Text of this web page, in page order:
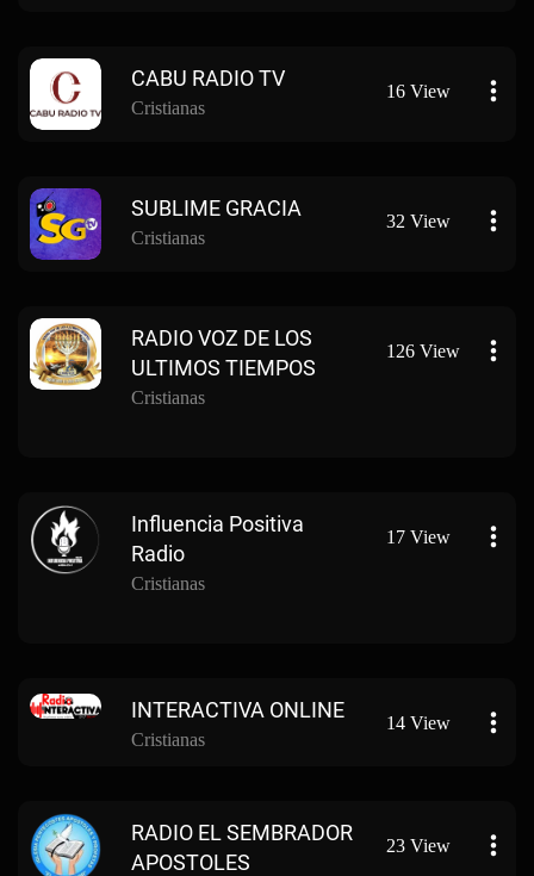
CABU RADIO TV
Cristianas
16 View
SUBLIME GRACIA
Cristianas
32 View
RADIO VOZ DE LOS
ULTIMOS TIEMPOS
Cristianas
126 View
Influencia Positiva
Radio
Cristianas
17 View
INTERACTIVA ONLINE
Cristianas
14 View
RADIO EL SEMBRADOR
APOSTOLES
23 View